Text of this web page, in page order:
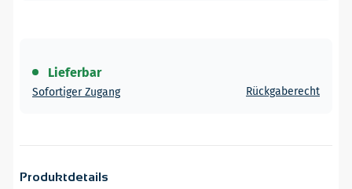
Lieferbar
Sofortiger Zugang Rückgaberecht
Produktdetails